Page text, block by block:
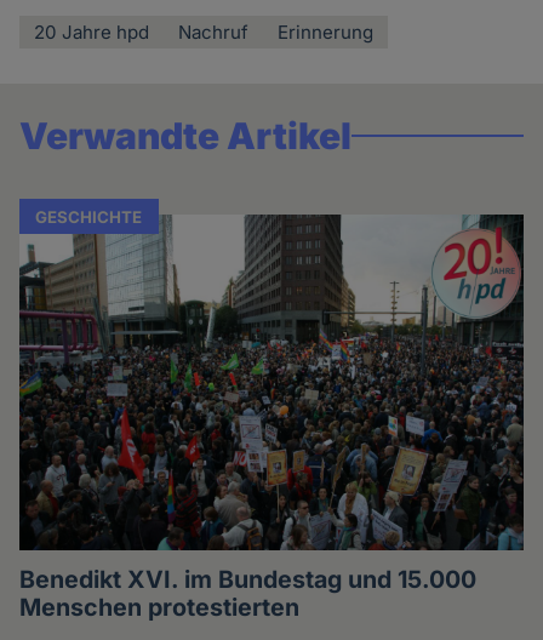
20 Jahre hpd Nachruf Erinnerung
Verwandte Artikel
GESCHICHTE
Benedikt XVI. im Bundestag und 15.000
Menschen protestierten